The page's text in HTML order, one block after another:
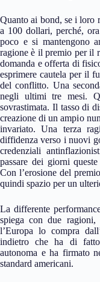
Quanto ai bond, se i loro
a 100 dollari, perché,
poco e si mantengono
ragione è il premio per il
domanda e offerta di
esprimere cautela per il
del conflitto. Una
negli ultimi tre mesi.
sovrastimata. Il tasso di
creazione di un ampio
invariato. Una terza
diffidenza verso i nuovi
credenziali
passare dei giorni
Con l’erosione del
quindi spazio per un
La differente
spiega con due
l’Europa lo compra
indietro che ha di
autonoma e ha firmato
standard americani.